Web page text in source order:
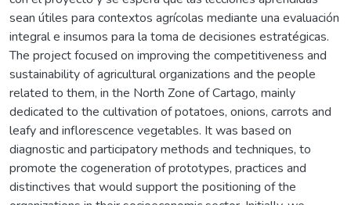
sean útiles para contextos agrícolas mediante una evaluación
integral e insumos para la toma de decisiones estratégicas.
The project focused on improving the competitiveness and
sustainability of agricultural organizations and the people
related to them, in the North Zone of Cartago, mainly
dedicated to the cultivation of potatoes, onions, carrots and
leafy and inflorescence vegetables. It was based on
diagnostic and participatory methods and techniques, to
promote the cogeneration of prototypes, practices and
distinctives that would support the positioning of the